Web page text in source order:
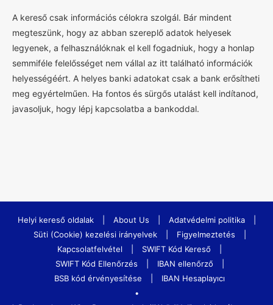
A kereső csak információs célokra szolgál. Bár mindent
megteszünk, hogy az abban szereplő adatok helyesek
legyenek, a felhasználóknak el kell fogadniuk, hogy a honlap
semmiféle felelősséget nem vállal az itt található információk
helyességéért. A helyes banki adatokat csak a bank erősítheti
meg egyértelműen. Ha fontos és sürgős utalást kell indítanod,
javasoljuk, hogy lépj kapcsolatba a bankoddal.
Helyi kereső oldalak About Us Adatvédelmi politika
Süti (Cookie) kezelési irányelvek
Figyelmeztetés
Kapcsolatfelvétel
SWIFT Kód Kereső
SWIFT Kód Ellenőrzés
IBAN ellenőrző
BSB kód érvényesítése
IBAN Hesaplayıcı
•